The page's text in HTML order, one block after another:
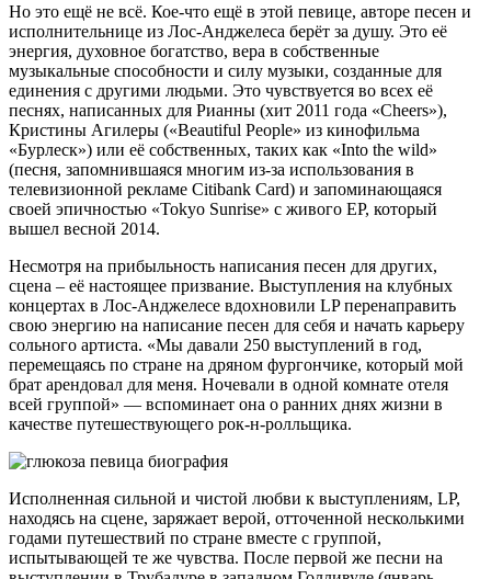
Но это ещё не всё. Кое-что ещё в этой певице, авторе песен и
исполнительнице из Лос-Анджелеса берёт за душу. Это её
энергия, духовное богатство, вера в собственные
музыкальные способности и силу музыки, созданные для
единения с другими людьми. Это чувствуется во всех её
песнях, написанных для Рианны (хит 2011 года «Cheers»),
Кристины Агилеры («Beautiful People» из кинофильма
«Бурлеск») или её собственных, таких как «Into the wild»
(песня, запомнившаяся многим из-за использования в
телевизионной рекламе Citibank Card) и запоминающаяся
своей эпичностью «Tokyo Sunrise» с живого EP, который
вышел весной 2014.
Несмотря на прибыльность написания песен для других,
сцена – её настоящее призвание. Выступления на клубных
концертах в Лос-Анджелесе вдохновили LP перенаправить
свою энергию на написание песен для себя и начать карьеру
сольного артиста. «Мы давали 250 выступлений в год,
перемещаясь по стране на дряном фургончике, который мой
брат арендовал для меня. Ночевали в одной комнате отеля
всей группой» — вспоминает она о ранних днях жизни в
качестве путешествующего рок-н-ролльщика.
Исполненная сильной и чистой любви к выступлениям, LP,
находясь на сцене, заряжает верой, отточенной несколькими
годами путешествий по стране вместе с группой,
испытывающей те же чувства. После первой же песни на